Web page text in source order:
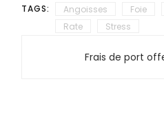
TAGS: Angoisses Foie
Rate
Stress
Frais de port